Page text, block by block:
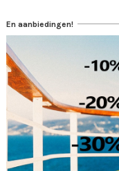
En aanbiedingen!